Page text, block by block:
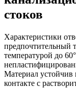
стоков
Характеристики
предпочтительный
температурой до
Материал
контакте с